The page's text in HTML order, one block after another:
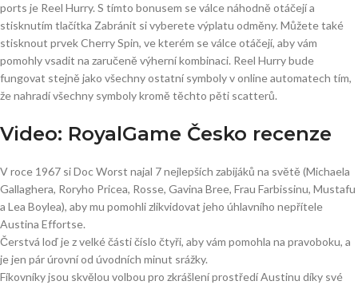
ports je Reel Hurry. S tímto bonusem se válce náhodně otáčejí a
stisknutím tlačítka Zabránit si vyberete výplatu odměny. Můžete také
stisknout prvek Cherry Spin, ve kterém se válce otáčejí, aby vám
pomohly vsadit na zaručeně výherní kombinaci. Reel Hurry bude
fungovat stejně jako všechny ostatní symboly v online automatech tím,
že nahradí všechny symboly kromě těchto pěti scatterů.
Video: RoyalGame Česko recenze
V roce 1967 si Doc Worst najal 7 nejlepších zabijáků na světě (Michaela
Gallaghera, Roryho Pricea, Rosse, Gavina Bree, Frau Farbissinu, Mustafu
a Lea Boylea), aby mu pomohli zlikvidovat jeho úhlavního nepřítele
Austina Effortse.
Čerstvá loď je z velké části číslo čtyři, aby vám pomohla na pravoboku, a
je jen pár úrovní od úvodních minut srážky.
Fíkovníky jsou skvělou volbou pro zkrášlení prostředí Austinu díky své